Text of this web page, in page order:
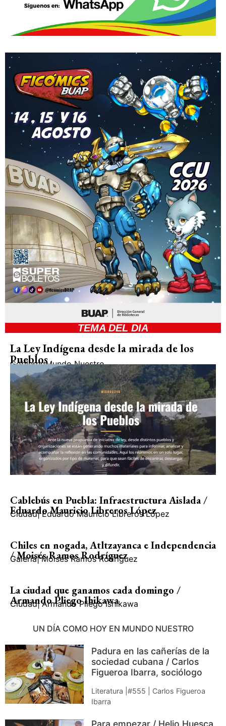
TEMA DEL DIA
La Ley Indígena desde la mirada de los
Pueblos
GobiernoMundo Nuestro
Cablebús en Puebla: Infraestructura Aislada /
Eduardo Mauricio Libreros López
Ciudad| Eduardo Mauricio Libreros López
Chiles en nogada, Atltzayanca e Independencia
/ Moisés Ramos Rodríguez
Galería| Moisés Ramos Rodríguez
La ciudad que ganamos cada domingo /
Armando Pliego Ihikawa
Ciudad| Armando Pliego Ishikawa
UN DÍA COMO HOY EN MUNDO NUESTRO
Padura en las cañerías de la
sociedad cubana / Carlos
Figueroa Ibarra, sociólogo
Literatura |#555 | Carlos Figueroa
Ibarra
Para empezar / Helio Huesca,